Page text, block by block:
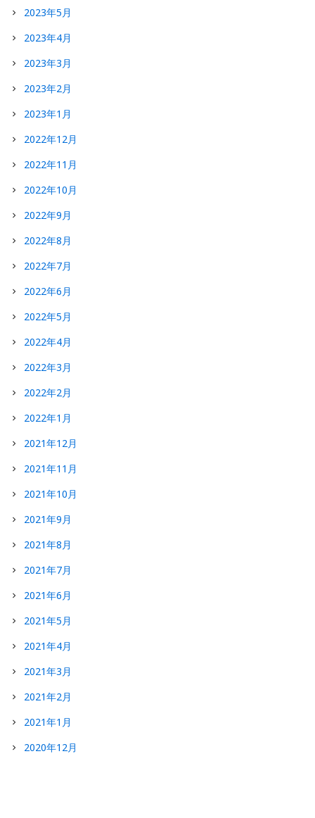
2023年5月
2023年4月
2023年3月
2023年2月
2023年1月
2022年12月
2022年11月
2022年10月
2022年9月
2022年8月
2022年7月
2022年6月
2022年5月
2022年4月
2022年3月
2022年2月
2022年1月
2021年12月
2021年11月
2021年10月
2021年9月
2021年8月
2021年7月
2021年6月
2021年5月
2021年4月
2021年3月
2021年2月
2021年1月
2020年12月